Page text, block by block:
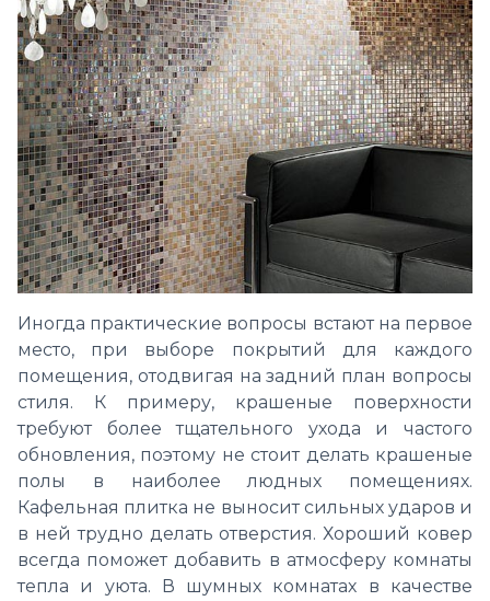
Иногда практические вопросы встают на первое
место, при выборе покрытий для каждого
помещения, отодвигая на задний план вопросы
стиля. К примеру, крашеные поверхности
требуют более тщательного ухода и частого
обновления, поэтому не стоит делать крашеные
полы в наиболее людных помещениях.
Кафельная плитка не выносит сильных ударов и
в ней трудно делать отверстия. Хороший ковер
всегда поможет добавить в атмосферу комнаты
тепла и уюта. В шумных комнатах в качестве